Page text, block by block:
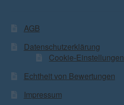
AGB
Datenschutzerklärung
Cookie-Einstellungen
Echtheit von Bewertungen
Impressum